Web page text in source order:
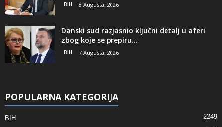
BIH 8 Augusta, 2026
Danski sud razjasnio ključni detalj u aferi
zbog koje se prepiru...
BIH 7 Augusta, 2026
POPULARNA KATEGORIJA
BIH 2249